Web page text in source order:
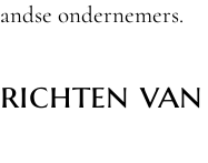
ondernemers.